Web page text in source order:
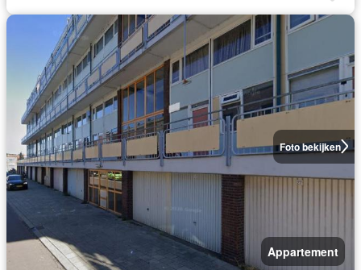
Foto bekijken
Appartement